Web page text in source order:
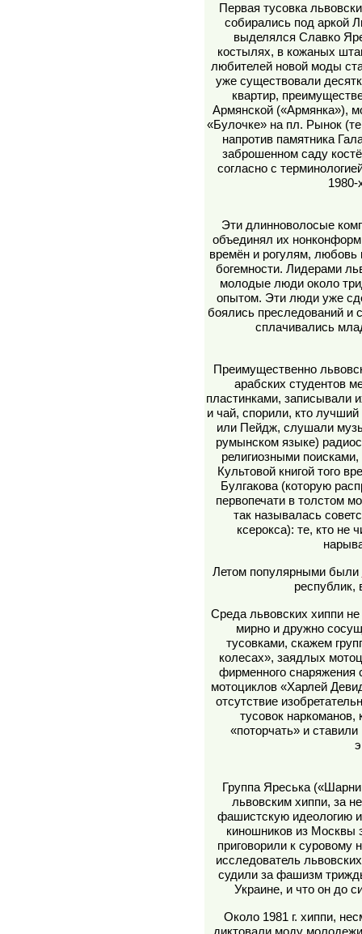
Первая тусовка
собирались под аркой
выделялся Славко
костылях, в кожаных
любителей новой моды
уже существовали
квартир,
Армянской («Армянка»),
«Булочке» на пл. Рынок
напротив памятника
заброшенном саду
согласно с
Эти длинноволосые
объединял их
времён и рогулям, любовь
богемности. Лидерами
молодые люди около
опытом. Эти люди уже
боялись преследований и
сплачивались
Преимущественно
арабских студентов
пластинками, записывали
и чай, спорили, кто
или Пейдж, слушали
румынском языке)
религиозными
Культовой книгой того
Булгакова (которую
первопечати в толстом
так называлась
ксерокса): те, кто не
Летом популярными были
республик,
Среда львовских хиппи
мирно и дружно
тусовками, скажем
колесах», заядлых
фирменного снаряжения
мотоциклов «Харлей
отсутствие
тусовок наркоманов,
«поторчать» и
Группа Яреська
львовским хиппи, за
фашистскую идеологию и
киношников из Москвы
приговорили к
исследователь
судили за фашизм
Украине, и что он до
Около 1981 г. хиппи,
диктовали моду